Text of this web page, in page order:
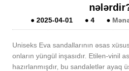
● 2025-04-01 ● 4 ●
Uniseks Eva sandallarının əsas
onların yüngül inşasıdır. Etilen-vinil
hazırlanmışdır, bu sandaletlər ayaq